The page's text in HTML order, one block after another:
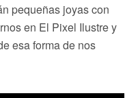
pequeñas joyas con
en El Pixel Ilustre y
esa forma de nos